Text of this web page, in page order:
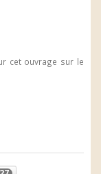
cet ouvrage sur le